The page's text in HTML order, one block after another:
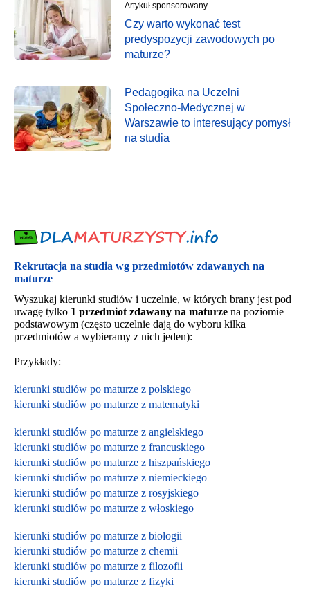
Artykuł sponsorowany
Czy warto wykonać test
predyspozycji zawodowych po
maturze?
Pedagogika na Uczelni
Społeczno-Medycznej w
Warszawie to interesujący pomysł
na studia
Rekrutacja na studia wg przedmiotów zdawanych na
maturze
Wyszukaj kierunki studiów i uczelnie, w których brany jest pod
uwagę tylko 1 przedmiot zdawany na maturze na poziomie
podstawowym (często uczelnie dają do wyboru kilka
przedmiotów a wybieramy z nich jeden):
Przykłady:
kierunki studiów po maturze z polskiego
kierunki studiów po maturze z matematyki
kierunki studiów po maturze z angielskiego
kierunki studiów po maturze z francuskiego
kierunki studiów po maturze z hiszpańskiego
kierunki studiów po maturze z niemieckiego
kierunki studiów po maturze z rosyjskiego
kierunki studiów po maturze z włoskiego
kierunki studiów po maturze z biologii
kierunki studiów po maturze z chemii
kierunki studiów po maturze z filozofii
kierunki studiów po maturze z fizyki